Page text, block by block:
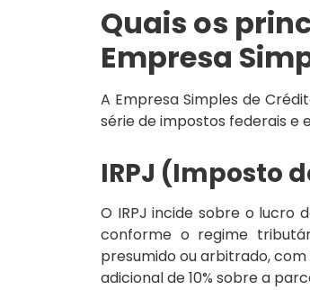
Quais os
Empresa
A Empresa Simples de
série de impostos federais e
IRPJ (Imposto
O IRPJ incide sobre o lucro
conforme o regime
presumido ou arbitrado, com
adicional de 10% sobre a